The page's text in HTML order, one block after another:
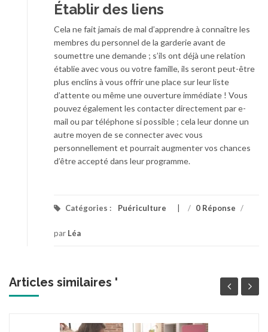
Établir des liens
Cela ne fait jamais de mal d’apprendre à connaître les
membres du personnel de la garderie avant de
soumettre une demande ; s’ils ont déjà une relation
établie avec vous ou votre famille, ils seront peut-être
plus enclins à vous offrir une place sur leur liste
d’attente ou même une ouverture immédiate ! Vous
pouvez également les contacter directement par e-
mail ou par téléphone si possible ; cela leur donne un
autre moyen de se connecter avec vous
personnellement et pourrait augmenter vos chances
d’être accepté dans leur programme.
Catégories : Puériculture / 0 Réponse /
par Léa
Articles similaires '